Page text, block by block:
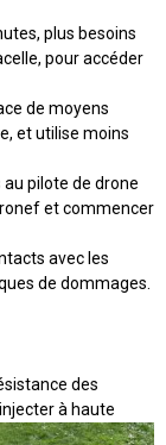
plus besoins
pour accéder
de moyens
et utilise moins
pilote de drone
et commencer
avec les
de dommages.
des
à haute